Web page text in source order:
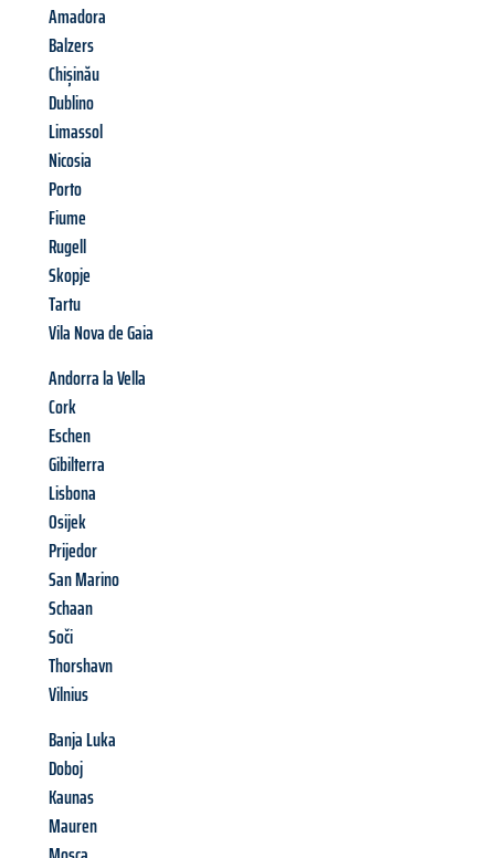
Amadora
Balzers
Chișinău
Dublino
Limassol
Nicosia
Porto
Fiume
Rugell
Skopje
Tartu
Vila Nova de Gaia
Andorra la Vella
Cork
Eschen
Gibilterra
Lisbona
Osijek
Prijedor
San Marino
Schaan
Soči
Thorshavn
Vilnius
Banja Luka
Doboj
Kaunas
Mauren